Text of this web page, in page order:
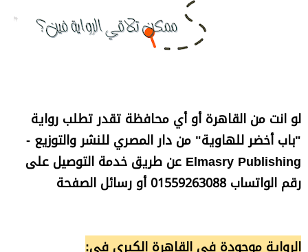
لو انت من القاهرة أو أي محافظة تقدر تطلب رواية
"باب أخضر للهاوية" من دار المصري للنشر والتوزيع -
Elmasry Publishing عن طريق خدمة التوصيل على
رقم الواتساب 01559263088 أو رسائل الصفحة
الرواية موجودة في القاهرة الكبرى في: